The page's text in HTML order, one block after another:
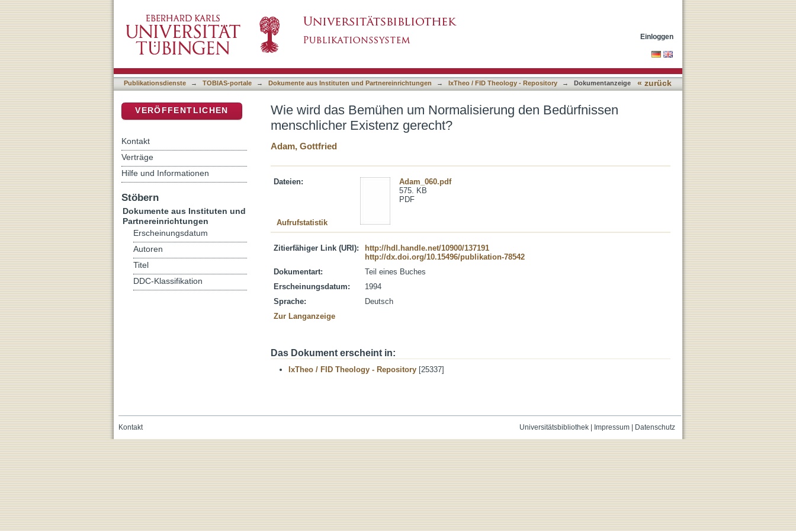
Einloggen
Publikationsdienste → TOBIAS-portale → Dokumente aus Instituten und Partnereinrichtungen → IxTheo / FID Theology - Repository → Dokumentanzeige « zurück
Wie wird das Bemühen um Normalisierung den Bedürfnissen
menschlicher Existenz gerecht?
Adam, Gottfried
Dateien:
Adam_060.pdf
575. KB
PDF
Aufrufstatistik
Zitierfähiger Link (URI):
http://hdl.handle.net/10900/137191
http://dx.doi.org/10.15496/publikation-78542
Dokumentart:
Teil eines Buches
Erscheinungsdatum:
1994
Sprache:
Deutsch
Zur Langanzeige
Das Dokument erscheint in:
IxTheo / FID Theology - Repository [25337]
VERÖFFENTLICHEN
Kontakt
Verträge
Hilfe und Informationen
Stöbern
Dokumente aus Instituten und
Partnereinrichtungen
Erscheinungsdatum
Autoren
Titel
DDC-Klassifikation
Universitätsbibliothek| Impressum| Datenschutz
Kontakt